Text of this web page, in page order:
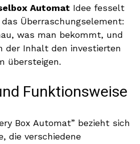
Automat Idee fesselt
Überraschungselement:
was man bekommt, und
der Inhalt den investierten
übersteigen.
Funktionsweise
Box Automat” bezieht sich
die verschiedene